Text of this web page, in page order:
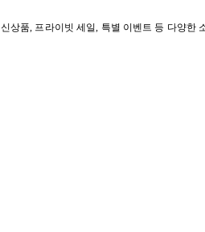
상품, 프라이빗 세일, 특별 이벤트 등 다양한